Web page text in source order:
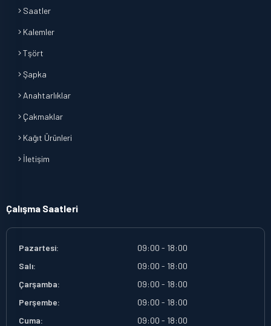
Saatler
Kalemler
Tşört
Şapka
Anahtarlıklar
Çakmaklar
Kağıt Ürünleri
İletişim
Çalışma Saatleri
Pazartesi:
09:00 - 18:00
Salı:
09:00 - 18:00
Çarşamba:
09:00 - 18:00
Perşembe:
09:00 - 18:00
Cuma:
09:00 - 18:00